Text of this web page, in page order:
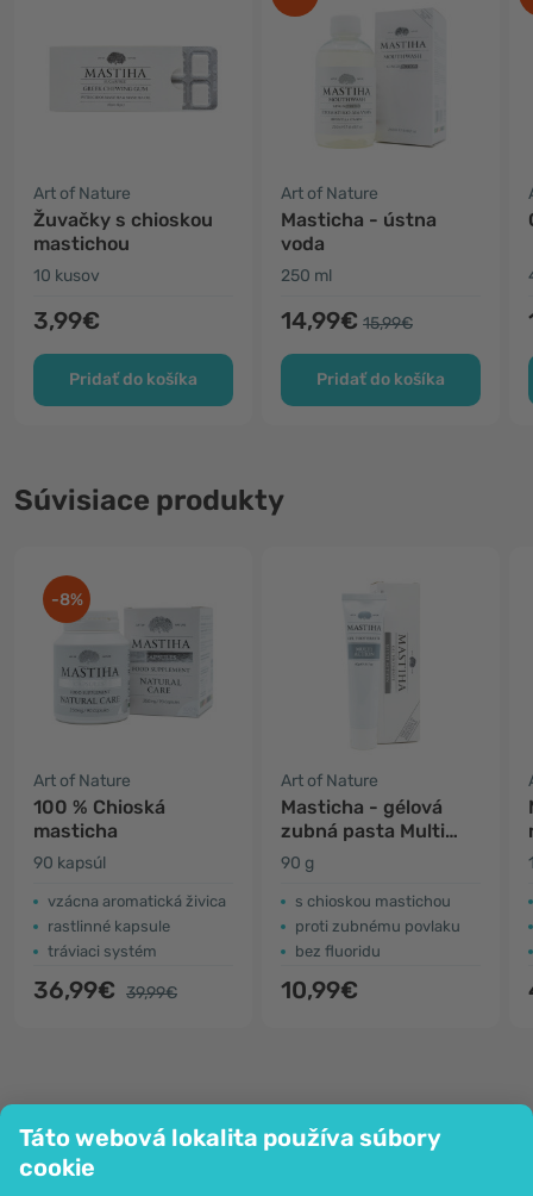
Táto webová lokalita používa súbory
cookie
Art of Nature
Žuvačky s chioskou
mastichou
10 kusov
3,99€
Pridať do košíka
Art of Nature
Masticha - ústna
voda
250 ml
14,99€ 15,99€
Pridať do košíka
Súvisiace produkty
-8%
Art of Nature
100 % Chioská
masticha
90 kapsúl
vzácna aromatická živica
rastlinné kapsule
tráviaci systém
36,99€ 39,99€
Art of Nature
Masticha - gélová
zubná pasta Multi
Action
90 g
s chioskou mastichou
proti zubnému povlaku
bez fluoridu
10,99€
Spoločnosť
Informácie